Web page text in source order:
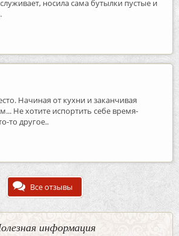
носила сама бутылки пустые и
Начиная от кухни и заканчивая
Не хотите испортить себе время-
то другое..
Все отзывы
информация